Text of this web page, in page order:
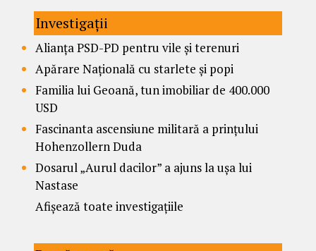
Investigații
Alianța PSD-PD pentru vile și terenuri
Apărare Națională cu starlete și popi
Familia lui Geoană, tun imobiliar de 400.000
USD
Fascinanta ascensiune militară a prințului
Hohenzollern Duda
Dosarul „Aurul dacilor” a ajuns la ușa lui
Nastase
Afișează toate investigațiile